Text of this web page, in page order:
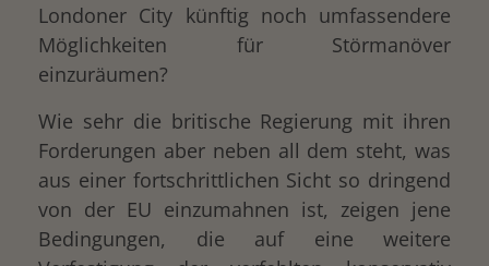
Londoner City künftig noch umfassendere
Möglichkeiten für Störmanöver
einzuräumen?
Wie sehr die britische Regierung mit ihren
Forderungen aber neben all dem steht, was
aus einer fortschrittlichen Sicht so dringend
von der EU einzumahnen ist, zeigen jene
Bedingungen, die auf eine weitere